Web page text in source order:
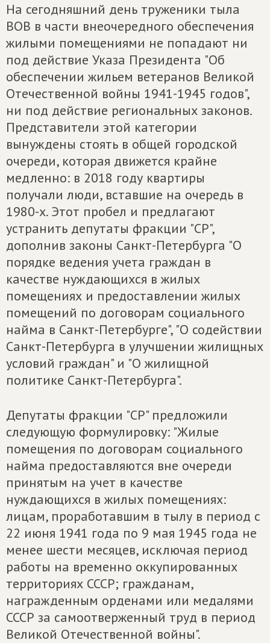
На сегодняшний день труженики тыла
ВОВ в части внеочередного обеспечения
жилыми помещениями не попадают ни
под действие Указа Президента "Об
обеспечении жильем ветеранов Великой
Отечественной войны 1941-1945 годов",
ни под действие региональных законов.
Представители этой категории
вынуждены стоять в общей городской
очереди, которая движется крайне
медленно: в 2018 году квартиры
получали люди, вставшие на очередь в
1980-х. Этот пробел и предлагают
устранить депутаты фракции "СР",
дополнив законы Санкт-Петербурга "О
порядке ведения учета граждан в
качестве нуждающихся в жилых
помещениях и предоставлении жилых
помещений по договорам социального
найма в Санкт-Петербурге", "О содействии
Санкт-Петербурга в улучшении жилищных
условий граждан" и "О жилищной
политике Санкт-Петербурга".
Депутаты фракции "СР" предложили
следующую формулировку: "Жилые
помещения по договорам социального
найма предоставляются вне очереди
принятым на учет в качестве
нуждающихся в жилых помещениях:
лицам, проработавшим в тылу в период с
22 июня 1941 года по 9 мая 1945 года не
менее шести месяцев, исключая период
работы на временно оккупированных
территориях СССР; гражданам,
награжденным орденами или медалями
СССР за самоотверженный труд в период
Великой Отечественной войны".